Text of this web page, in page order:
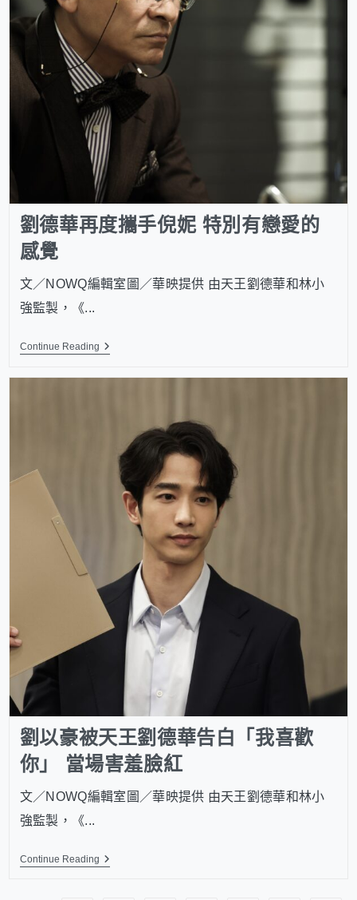
劉德華再度攜手倪妮 特別有戀愛的
感覺
文／NOWQ編輯室圖／華映提供 由天王劉德華和林小
強監製，《...
Continue Reading
劉以豪被天王劉德華告白「我喜歡
你」 當場害羞臉紅
文／NOWQ編輯室圖／華映提供 由天王劉德華和林小
強監製，《...
Continue Reading